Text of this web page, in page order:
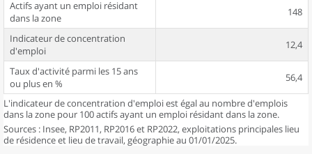
Actifs ayant un emploi résidant
dans la zone
148
Indicateur de concentration
d'emploi
12,4
Taux d'activité parmi les 15 ans
ou plus en %
56,4
L'indicateur de concentration d'emploi est égal au nombre d'emplois
dans la zone pour 100 actifs ayant un emploi résidant dans la zone.
Sources : Insee, RP2011, RP2016 et RP2022, exploitations principales lieu
de résidence et lieu de travail, géographie au 01/01/2025.